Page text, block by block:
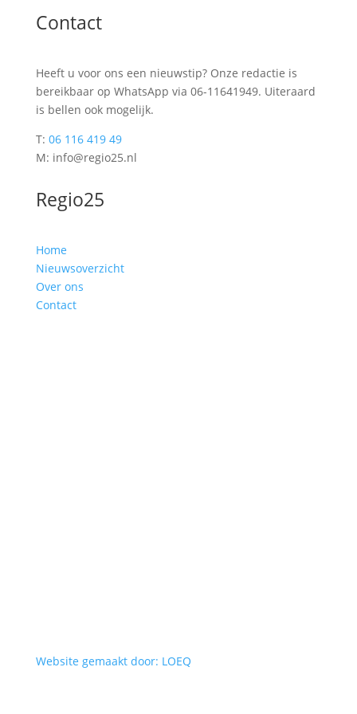
Contact
Heeft u voor ons een nieuwstip? Onze redactie is
bereikbaar op WhatsApp via 06-11641949. Uiteraard
is bellen ook mogelijk.
T: 06 116 419 49
M: info@regio25.nl
Regio25
Home
Nieuwsoverzicht
Over ons
Contact
Website gemaakt door: LOEQ